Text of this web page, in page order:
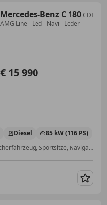
Mercedes-Benz C 180CDI
AMG Line - Led - Navi - Leder
€ 15 990
Diesel
85 kW (116 PS)
Sportfahrwerk, Sportpaket, Nichtraucherfahrzeug, Sportsitze, Navigationssystem, Sommerreifen, Sitzheizung, Ambientebeleuchtung